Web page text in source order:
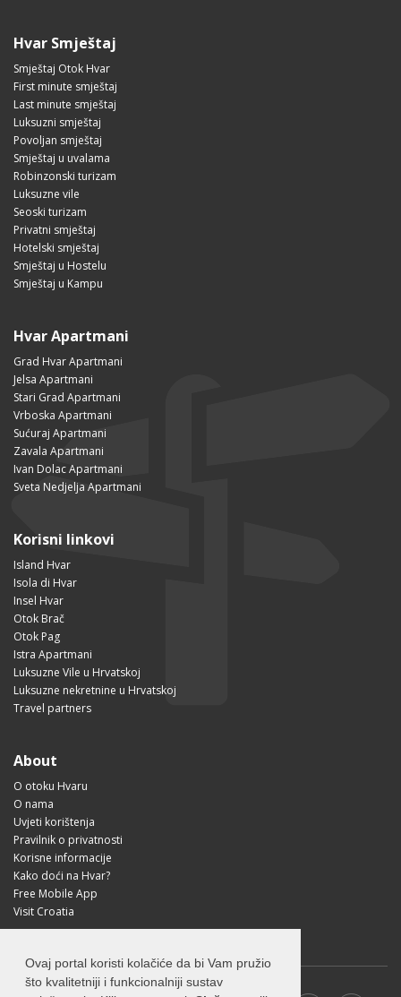
Ovaj portal koristi kolačiće da bi Vam pružio
što kvalitetniji i funkcionalniji sustav
Hvar Smještaj
Smještaj Otok Hvar
First minute smještaj
Last minute smještaj
Luksuzni smještaj
Povoljan smještaj
Smještaj u uvalama
Robinzonski turizam
Luksuzne vile
Seoski turizam
Privatni smještaj
Hotelski smještaj
Smještaj u Hostelu
Smještaj u Kampu
Hvar Apartmani
Grad Hvar Apartmani
Jelsa Apartmani
Stari Grad Apartmani
Vrboska Apartmani
Sućuraj Apartmani
Zavala Apartmani
Ivan Dolac Apartmani
Sveta Nedjelja Apartmani
Korisni linkovi
Island Hvar
Isola di Hvar
Insel Hvar
Otok Brač
Otok Pag
Istra Apartmani
Luksuzne Vile u Hrvatskoj
Luksuzne nekretnine u Hrvatskoj
Travel partners
About
O otoku Hvaru
O nama
Uvjeti korištenja
Pravilnik o privatnosti
Korisne informacije
Kako doći na Hvar?
Free Mobile App
Visit Croatia